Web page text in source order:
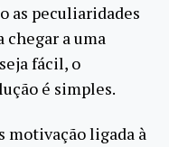
as peculiaridades
chegar a uma
fácil, o
é simples.
motivação ligada à